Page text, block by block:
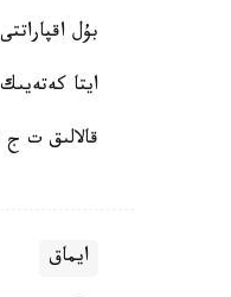
بۇل
ايتا
قالالىق ت ج
ايماق